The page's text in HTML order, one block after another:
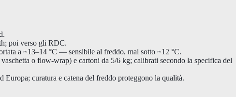
poi verso gli RDC.
a ~13–14 °C — sensibile al freddo, mai sotto ~12 °C.
o flow-wrap) e cartoni da 5/6 kg; calibrati secondo la specifica del
Europa; curatura e catena del freddo proteggono la qualità.